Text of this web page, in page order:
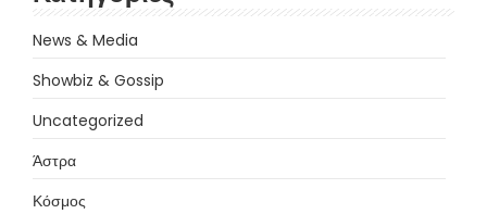
News & Media
Showbiz & Gossip
Uncategorized
Άστρα
Κόσμος